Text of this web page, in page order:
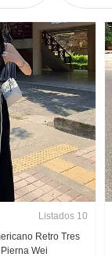
Listados 10
Retro Tres
Wei